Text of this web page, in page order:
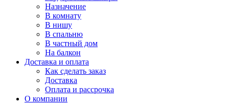
Назначение
В комнату
В нишу
В спальню
В частный дом
На балкон
Доставка и оплата
Как сделать заказ
Доставка
Оплата и рассрочка
О компании